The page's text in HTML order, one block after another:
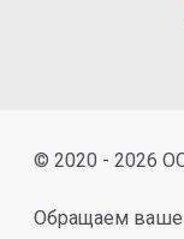
© 2020 - 2026
Обращаем ваше